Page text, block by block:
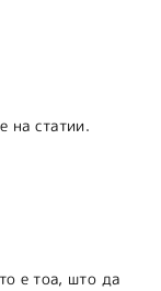
на статии.
е тоа, што да